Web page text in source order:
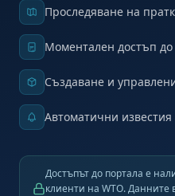
Проследяване на
Моментален достъп
Създаване и
Автоматични
Достъпът до портала е
клиенти на WTO. Данните